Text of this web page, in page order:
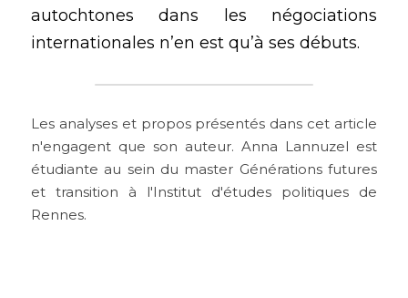
autochtones dans les négociations
internationales n’en est qu’à ses débuts.
Les analyses et propos présentés dans cet article
n'engagent que son auteur. Anna Lannuzel est
étudiante au sein du master Générations futures
et transition à l'Institut d'études politiques de
Rennes.